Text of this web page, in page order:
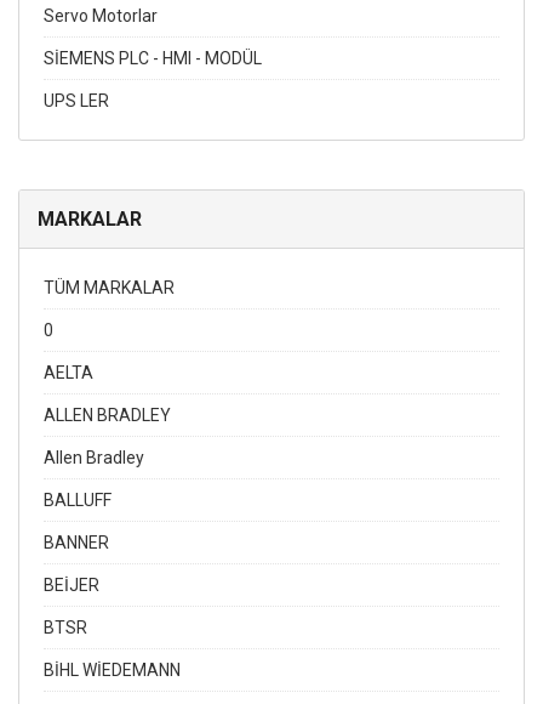
Servo Motorlar
SİEMENS PLC - HMI - MODÜL
UPS LER
MARKALAR
TÜM MARKALAR
0
AELTA
ALLEN BRADLEY
Allen Bradley
BALLUFF
BANNER
BEİJER
BTSR
BİHL WİEDEMANN